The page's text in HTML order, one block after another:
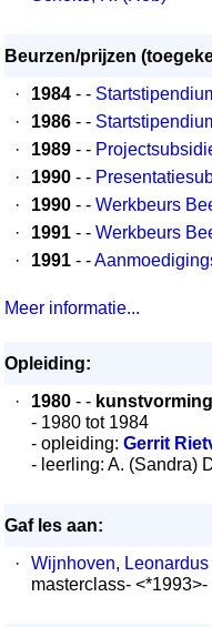
Beurzen/prijzen
·
1984 - -
·
1986 - -
·
1989 - -
·
1990 - -
·
1990 - - Werkbeurs
·
1991 - - Werkbeurs
·
1991 - -
Meer informatie...
Opleiding:
·
1980 - - kunstvorming
- 1980 tot 1984
- opleiding: Gerrit
- leerling: A. (Sandra)
Gaf les aan:
·
Wijnhoven,
masterclass-